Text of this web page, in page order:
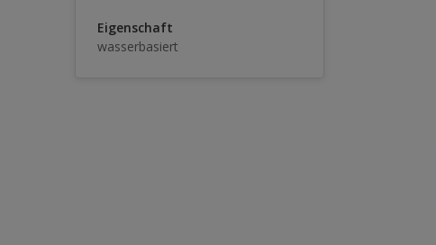
Eigenschaft
wasserbasiert